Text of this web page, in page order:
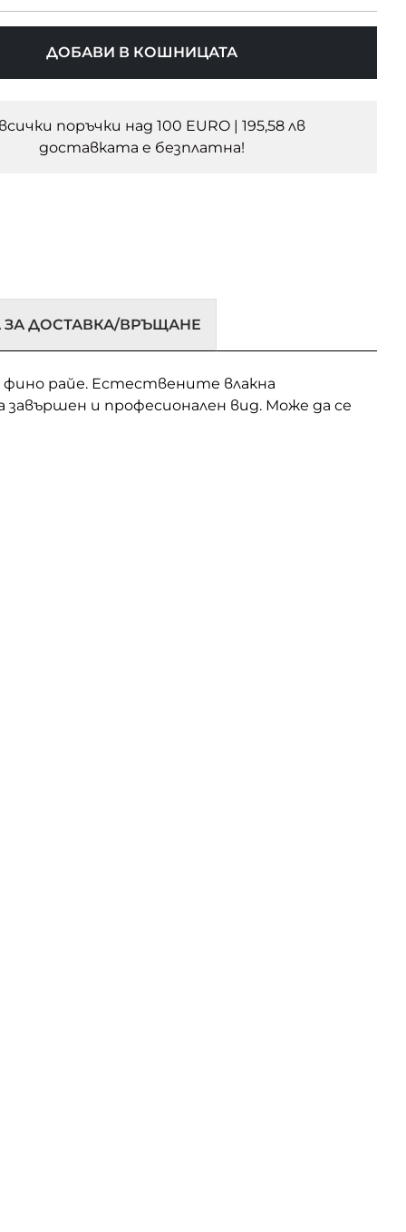
ДОБАВИ В КОШНИЦАТА
поръчки над 100 EURO | 195,58 лв
доставката e безплатна!
ЗА ДОСТАВКА/ВРЪЩАНЕ
фино райе. Естествените влакна
и професионален вид. Може да се